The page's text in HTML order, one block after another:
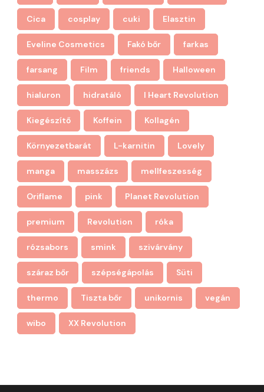
Cica cosplay cuki Elasztin
Eveline Cosmetics Fakó bőr farkas
farsang Film friends Halloween
hialuron hidratáló I Heart Revolution
Kiegészítő Koffein Kollagén
Környezetbarát L-karnitin Lovely
manga masszázs mellfeszesség
Oriflame pink Planet Revolution
premium Revolution róka
rózsabors smink szivárvány
száraz bőr szépségápolás Süti
thermo Tiszta bőr unikornis vegán
wibo XX Revolution